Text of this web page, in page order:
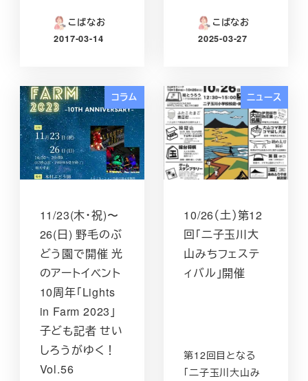
こばなお
投稿日
2017-03-14
こばなお
投稿日
2025-03-27
コラム
11/23(木・祝)〜
26(日) 野毛のぶ
どう園で開催 光
のアートイベント
10周年「Lights
in Farm 2023」
子ども記者 せい
しろうがゆく！
Vol.56
ニュース
10/26（土）第12
回「二子玉川大
山みちフェステ
ィバル」開催
第12回目となる
「二子玉川大山み